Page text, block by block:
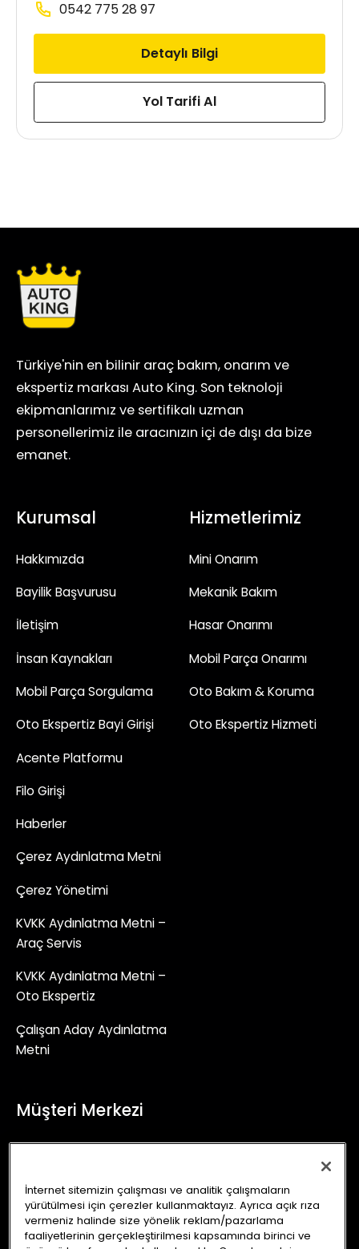
0542 775 28 97
Detaylı Bilgi
Yol Tarifi Al
Türkiye'nin en bilinir araç bakım, onarım ve
ekspertiz markası Auto King. Son teknoloji
ekipmanlarımız ve sertifikalı uzman
personellerimiz ile aracınızın içi de dışı da bize
emanet.
Kurumsal
Hakkımızda
Bayilik Başvurusu
İletişim
İnsan Kaynakları
Mobil Parça Sorgulama
Oto Ekspertiz Bayi Girişi
Acente Platformu
Filo Girişi
Haberler
Çerez Aydınlatma Metni
Çerez Yönetimi
KVKK Aydınlatma Metni –
Araç Servis
KVKK Aydınlatma Metni –
Oto Ekspertiz
Çalışan Aday Aydınlatma
Metni
Hizmetlerimiz
Mini Onarım
Mekanik Bakım
Hasar Onarımı
Mobil Parça Onarımı
Oto Bakım & Koruma
Oto Ekspertiz Hizmeti
Müşteri Merkezi
İletişim Formu
info@autoking.com.tr
İnternet sitemizin çalışması ve analitik çalışmaların
yürütülmesi için çerezler kullanmaktayız. Ayrıca açık rıza
vermeniz halinde size yönelik reklam/pazarlama
faaliyetlerinin gerçekleştirilmesi kapsamında birinci ve